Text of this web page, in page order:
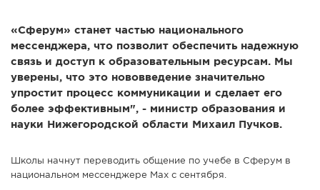
«Сферум» станет частью национального
мессенджера, что позволит обеспечить надежную
связь и доступ к образовательным ресурсам. Мы
уверены, что это нововведение значительно
упростит процесс коммуникации и сделает его
более эффективным", - министр образования и
науки Нижегородской области Михаил Пучков.
Школы начнут переводить общение по учебе в Сферум в
национальном мессенджере Мах с сентября.